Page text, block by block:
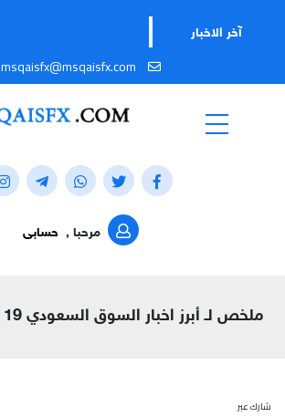
آخر الاخبار
msqaisfx@msqaisfx.com
مرحبا , حسابى
ملخص لـ أبرز اخبار السوق السعودي 19 أغسطس 2021
شارك عبر